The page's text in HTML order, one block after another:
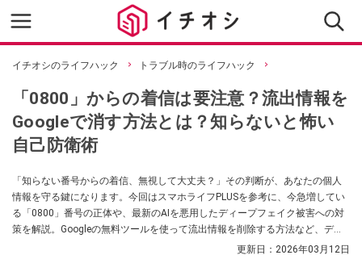
イチオシのライフハック トラブル時のライフハック
「0800」からの着信は要注意？流出情報を
Googleで消す方法とは？知らないと怖い
自己防衛術
「知らない番号からの着信、無視して大丈夫？」その判断が、あなたの個人
情報を守る鍵になります。今回はスマホライフPLUSを参考に、今急増してい
る「0800」番号の正体や、最新のAIを悪用したディープフェイク被害への対
策を解説。Googleの無料ツールを使って流出情報を削除する方法など、デジ
タル社会で自分と家族を守るための最強防衛術をまとめました。
更新日： 2026年03月12日